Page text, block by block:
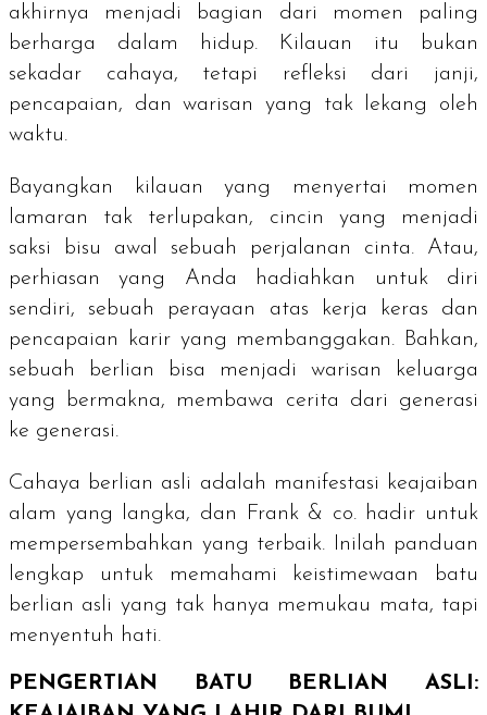
akhirnya menjadi bagian dari momen paling
berharga dalam hidup. Kilauan itu bukan
sekadar cahaya, tetapi refleksi dari janji,
pencapaian, dan warisan yang tak lekang oleh
waktu.
Bayangkan kilauan yang menyertai momen
lamaran tak terlupakan, cincin yang menjadi
saksi bisu awal sebuah perjalanan cinta. Atau,
perhiasan yang Anda hadiahkan untuk diri
sendiri, sebuah perayaan atas kerja keras dan
pencapaian karir yang membanggakan. Bahkan,
sebuah berlian bisa menjadi warisan keluarga
yang bermakna, membawa cerita dari generasi
ke generasi.
Cahaya berlian asli adalah manifestasi keajaiban
alam yang langka, dan Frank & co. hadir untuk
mempersembahkan yang terbaik. Inilah panduan
lengkap untuk memahami keistimewaan batu
berlian asli yang tak hanya memukau mata, tapi
menyentuh hati.
PENGERTIAN BATU BERLIAN ASLI: